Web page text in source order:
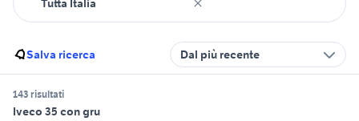
Salva ricerca Dal più recente
143 risultati
Iveco 35 con gru